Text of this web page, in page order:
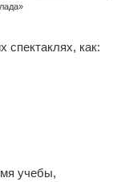
спектаклях, как:
учебы,